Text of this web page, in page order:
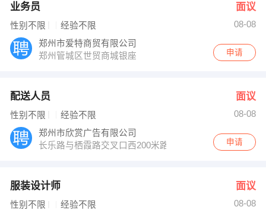
业务员 面议
性别不限 经验不限
08-08
郑州市爱特商贸有限公司
郑州管城区世贸商城银座
申请
配送人员 面议
性别不限 经验不限
08-08
郑州市欣赏广告有限公司
长乐路与栖霞路交叉口西200米路北
申请
服装设计师 面议
性别不限 经验不限
08-08